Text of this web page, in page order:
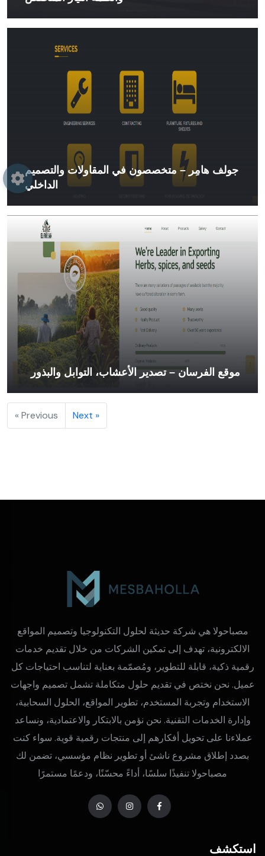
جولف هامِر – متخصصون في المقاولات والتصميم
الداخلي
موقع الفرسان – تصدير الأعشاب، التوابل والبذور
« Previous Next »
مصباحولا هي شركة حديثة لحلول التكنولوجيا وتصميم المواقع
الالكترونية، تهدف إلى تمكين الشركات من خلال تقديم خدمات
رقمية ذكية، قابلة للتطوير، ومُصمّمة بعناية لتناسب احتياجات كل
عميل. نحن نختص في تقديم حلول متكاملة تشمل تصميم واجهات
الاستخدام وتجربة المستخدم، تطوير المواقع، الحلول السحابية،
وإدارة الخدمات التقنية. نحن نؤمن بالابتكار والاعتمادية، ونساعد
عملاءنا على تحويل أفكارهم إلى منتجات رقمية قوية. سواء كنت
بصدد إطلاق مشروع ناشئ أو تطوير نظام مؤسسي، تضمن لك
مصباحولا تنفيذًا سلسًا، أداءً محسّنًا، ودعمًا مستمرًا
استكشف